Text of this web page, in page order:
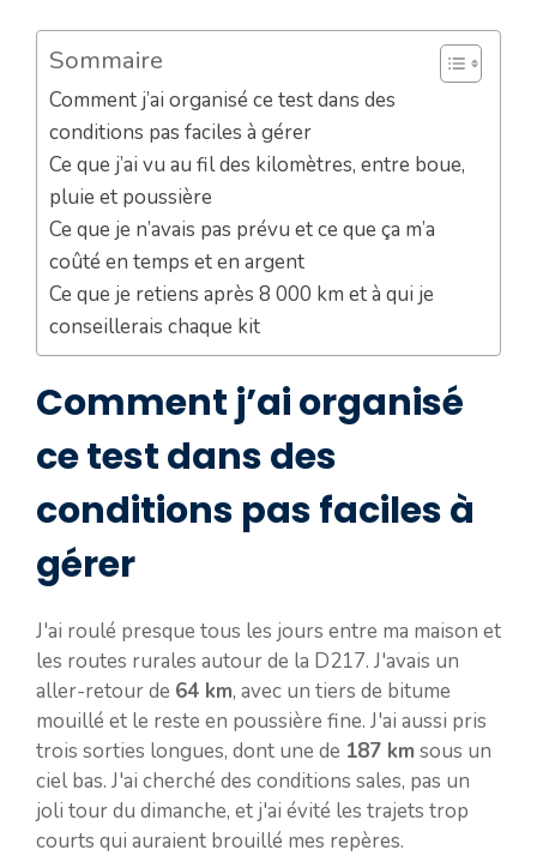
Sommaire
Comment j’ai organisé ce test dans des
conditions pas faciles à gérer
Ce que j’ai vu au fil des kilomètres, entre boue,
pluie et poussière
Ce que je n’avais pas prévu et ce que ça m’a
coûté en temps et en argent
Ce que je retiens après 8 000 km et à qui je
conseillerais chaque kit
Comment j’ai organisé
ce test dans des
conditions pas faciles à
gérer
J'ai roulé presque tous les jours entre ma maison et
les routes rurales autour de la D217. J'avais un
aller-retour de 64 km, avec un tiers de bitume
mouillé et le reste en poussière fine. J'ai aussi pris
trois sorties longues, dont une de 187 km sous un
ciel bas. J'ai cherché des conditions sales, pas un
joli tour du dimanche, et j'ai évité les trajets trop
courts qui auraient brouillé mes repères.